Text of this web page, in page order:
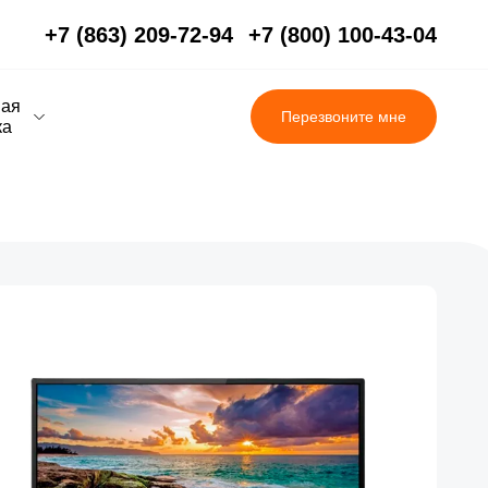
+7 (863) 209-72-94 +7 (800) 100-43-04
Перезвоните мне